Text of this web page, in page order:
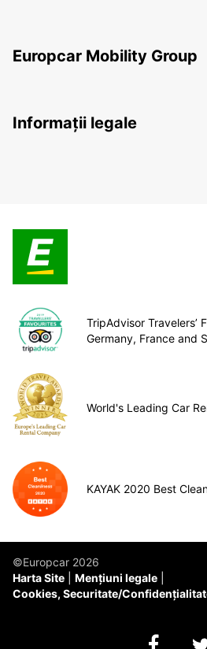
Europcar Mobility Group
Informații legale
TripAdvisor Travelers’
Germany, France and
World's Leading Car
KAYAK 2020 Best
©Europcar 2026
Harta Site
Mențiuni legale
Cookies, Securitate/